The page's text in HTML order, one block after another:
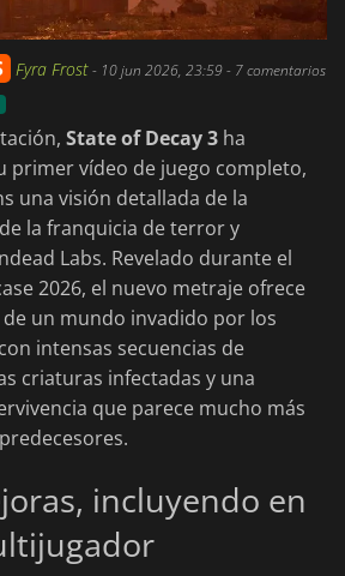
Fyra Frost- 10 jun 2026, 23:59- 7 comentarios
State of Decay 3 ha
primer vídeo de juego completo,
una visión detallada de la
la franquicia de terror y
Labs. Revelado durante el
2026, el nuevo metraje ofrece
un mundo invadido por los
intensas secuencias de
criaturas infectadas y una
que parece mucho más
incluyendo en